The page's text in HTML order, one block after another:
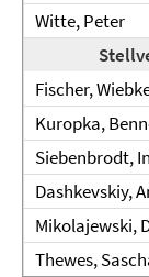
Witte, Peter
Fischer,
Kuropka,
Siebenbrodt,
Dashkevskiy,
Mikolajewski,
Thewes,